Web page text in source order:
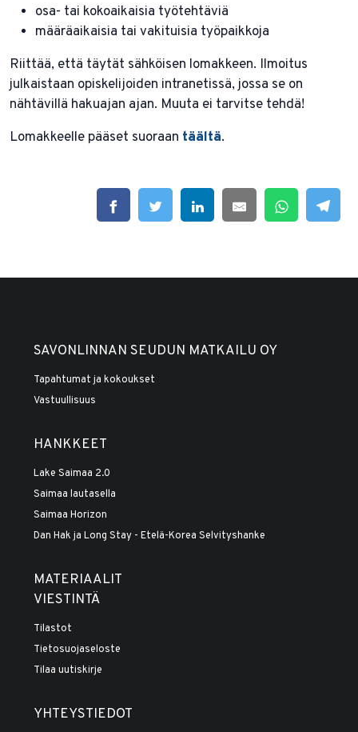
osa- tai kokoaikaisia työtehtäviä
määräaikaisia tai vakituisia työpaikkoja
Riittää, että täytät sähköisen lomakkeen. Ilmoitus
julkaistaan opiskelijoiden intranetissä, jossa se on
nähtävillä hakuajan ajan. Muuta ei tarvitse tehdä!
Lomakkeelle pääset suoraan täältä.
SAVONLINNAN SEUDUN MATKAILU OY
Tapahtumat ja kokoukset
Vastuullisuus
HANKKEET
Lake Saimaa 2.0
Saimaa lautasella
Saimaa Horizon
Dan Hak ja Long Stay - Etelä-Korea Selvityshanke
MATERIAALIT
VIESTINTÄ
Tilastot
Tietosuojaseloste
Tilaa uutiskirje
YHTEYSTIEDOT